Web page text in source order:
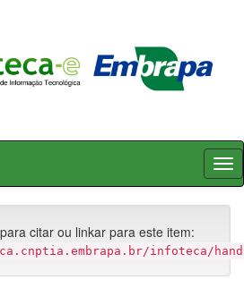
citar ou linkar para este item:
infoteca/